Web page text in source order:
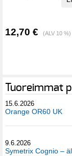
12,70 € (ALV 10 %)
Tuoreimmat
15.6.2026
Orange OR60 UK
9.6.2026
Symetrix Cognio –